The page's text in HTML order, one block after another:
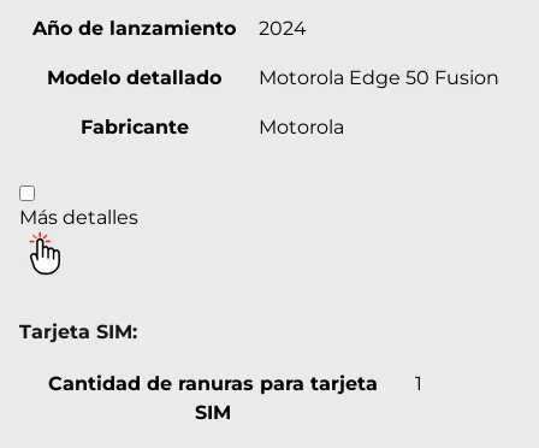
Año de lanzamiento 2024
Modelo detallado Motorola Edge 50 Fusion
Fabricante Motorola
Más detalles
Tarjeta SIM:
Cantidad de ranuras para tarjeta
SIM
1